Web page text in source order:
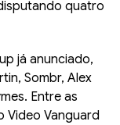
quatro
já anunciado,
Sombr, Alex
Entre as
Video Vanguard